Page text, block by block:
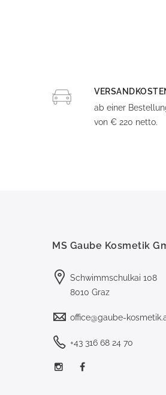
ab einer
von € 220 netto.
MS Gaube Kosmetik
Schwimmschulkai 108
8010 Graz
office@gaube-
+43 316 68 24 70